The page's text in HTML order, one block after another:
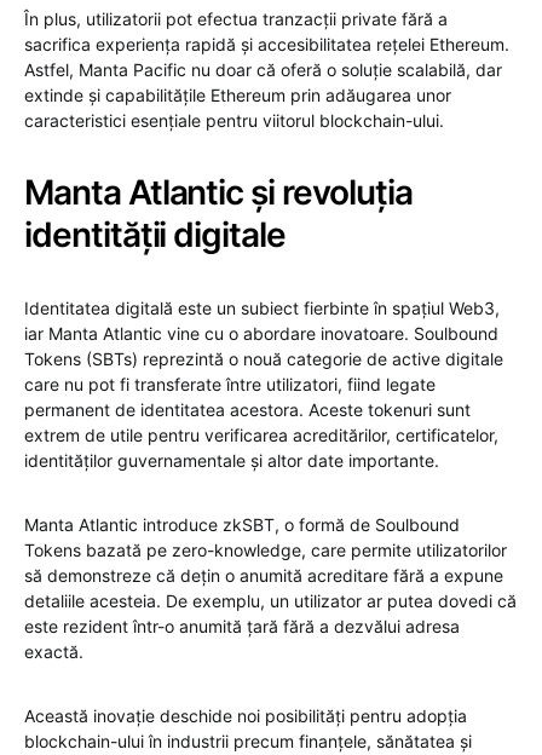
În plus, utilizatorii pot efectua tranzacții private fără a
sacrifica experiența rapidă și accesibilitatea rețelei Ethereum.
Astfel, Manta Pacific nu doar că oferă o soluție scalabilă, dar
extinde și capabilitățile Ethereum prin adăugarea unor
caracteristici esențiale pentru viitorul blockchain-ului.
Manta Atlantic și revoluția
identității digitale
Identitatea digitală este un subiect fierbinte în spațiul Web3,
iar Manta Atlantic vine cu o abordare inovatoare. Soulbound
Tokens (SBTs) reprezintă o nouă categorie de active digitale
care nu pot fi transferate între utilizatori, fiind legate
permanent de identitatea acestora. Aceste tokenuri sunt
extrem de utile pentru verificarea acreditărilor, certificatelor,
identităților guvernamentale și altor date importante.
Manta Atlantic introduce zkSBT, o formă de Soulbound
Tokens bazată pe zero-knowledge, care permite utilizatorilor
să demonstreze că dețin o anumită acreditare fără a expune
detaliile acesteia. De exemplu, un utilizator ar putea dovedi că
este rezident într-o anumită țară fără a dezvălui adresa
exactă.
Această inovație deschide noi posibilități pentru adopția
blockchain-ului în industrii precum finanțele, sănătatea și